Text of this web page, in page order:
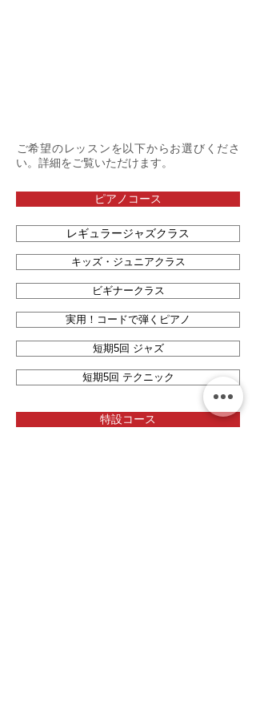
​​ご希望のレッスンを以下からお選びくださ
い。詳細をご覧いただけます。
ピアノコース
レギュラージャズクラス
キッズ・ジュニアクラス
ビギナークラス
実用！コードで弾くピアノ
短期5回 ジャズ
短期5回 テクニック
特設コース